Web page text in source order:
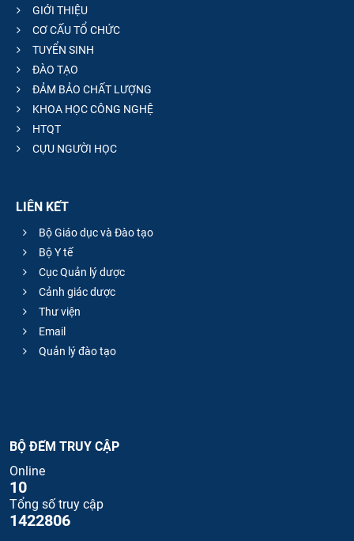
GIỚI THIỆU
CƠ CẤU TỔ CHỨC
TUYỂN SINH
ĐÀO TẠO
ĐẢM BẢO CHẤT LƯỢNG
KHOA HỌC CÔNG NGHỆ
HTQT
CỰU NGƯỜI HỌC
LIÊN KẾT
Bộ Giáo dục và Đào tạo
Bộ Y tế
Cục Quản lý dược
Cảnh giác dược
Thư viện
Email
Quản lý đào tạo
BỘ ĐẾM TRUY CẬP
Online
10
Tổng số truy cập
1422806